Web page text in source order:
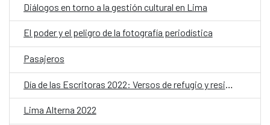
Diálogos en torno a la gestión cultural en Lima
El poder y el peligro de la fotografía periodística
Pasajeros
Lima Alterna 2022